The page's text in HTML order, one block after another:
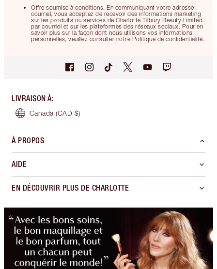
Offre soumise à conditions. En communiquant votre adresse
courriel, vous acceptez de recevoir des informations marketing
sur les produits ou services de Charlotte Tilbury Beauty Limited
par courriel et sur les plateformes des réseaux sociaux. Pour en
savoir plus sur la façon dont nous utilisons vos informations
personnelles, veuillez consulter notre Politique de confidentialité.
LIVRAISON À:
Canada (CAD $)
À PROPOS
AIDE
EN DÉCOUVRIR PLUS DE CHARLOTTE